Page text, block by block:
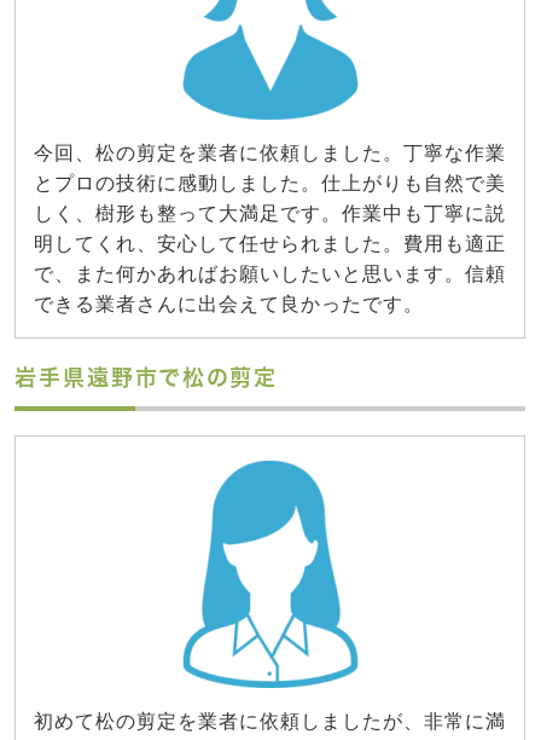
今回、松の剪定を業者に依頼しました。丁寧な作業
とプロの技術に感動しました。仕上がりも自然で美
しく、樹形も整って大満足です。作業中も丁寧に説
明してくれ、安心して任せられました。費用も適正
で、また何かあればお願いしたいと思います。信頼
できる業者さんに出会えて良かったです。
岩手県遠野市で松の剪定
初めて松の剪定を業者に依頼しましたが、非常に満